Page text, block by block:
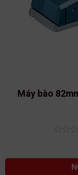
Máy bào
hạng